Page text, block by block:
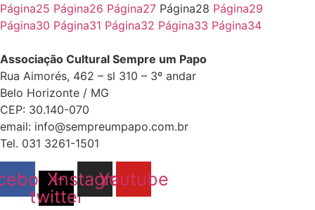
Página25 Página26 Página27 Página28 Página29
Página30 Página31 Página32 Página33 Página34
Associação Cultural Sempre um Papo
Rua Aimorés, 462 – sl 310 – 3º andar
Belo Horizonte / MG
CEP: 30.140-070
email: info@sempreumpapo.com.br
Tel. 031 3261-1501
X-
twitter
Instagram
Youtube